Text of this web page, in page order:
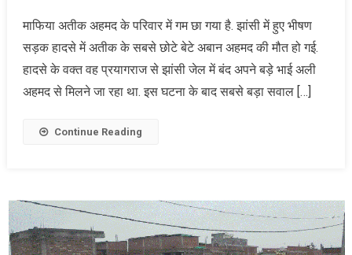
माफिया अतीक अहमद के परिवार में गम छा गया है. झांसी में हुए भीषण
सड़क हादसे में अतीक के सबसे छोटे बेटे अबान अहमद की मौत हो गई.
हादसे के वक्त वह प्रयागराज से झांसी जेल में बंद अपने बड़े भाई अली
अहमद से मिलने जा रहा था. इस घटना के बाद सबसे बड़ा सवाल […]
Continue Reading